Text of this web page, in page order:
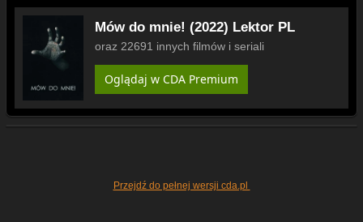
Mów do mnie! (2022) Lektor PL
oraz 22691 innych filmów i seriali
Oglądaj w CDA Premium
Przejdź do pełnej wersji cda.pl